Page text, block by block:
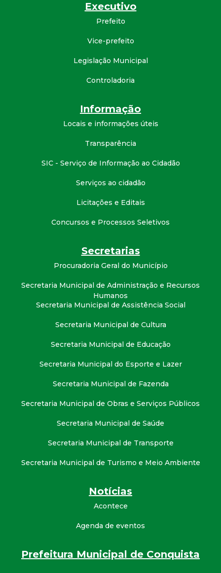
Executivo
Prefeito
Vice-prefeito
Legislação Municipal
Controladoria
Informação
Locais e informações úteis
Transparência
SIC - Serviço de Informação ao Cidadão
Serviços ao cidadão
Licitações e Editais
Concursos e Processos Seletivos
Secretarias
Procuradoria Geral do Município
Secretaria Municipal de Administração e Recursos
Humanos
Secretaria Municipal de Assistência Social
Secretaria Municipal de Cultura
Secretaria Municipal de Educação
Secretaria Municipal do Esporte e Lazer
Secretaria Municipal de Fazenda
Secretaria Municipal de Obras e Serviços Públicos
Secretaria Municipal de Saúde
Secretaria Municipal de Transporte
Secretaria Municipal de Turismo e Meio Ambiente
Notícias
Acontece
Agenda de eventos
Prefeitura Municipal de Conquista